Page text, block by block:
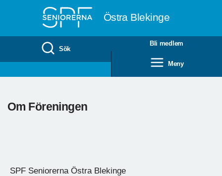
Östra Blekinge
Sök
Bli medlem
Meny
Om Föreningen
SPF Seniorerna Östra Blekinge